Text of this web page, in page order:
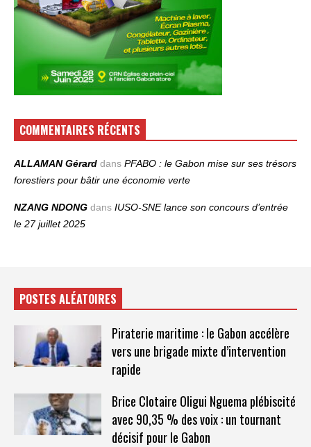
COMMENTAIRES RÉCENTS
ALLAMAN Gérard dans PFABO : le Gabon mise sur ses trésors
forestiers pour bâtir une économie verte
NZANG NDONG dans IUSO‑SNE lance son concours d’entrée
le 27 juillet 2025
POSTES ALÉATOIRES
Piraterie maritime : le Gabon accélère
vers une brigade mixte d’intervention
rapide
Brice Clotaire Oligui Nguema plébiscité
avec 90,35 % des voix : un tournant
décisif pour le Gabon​